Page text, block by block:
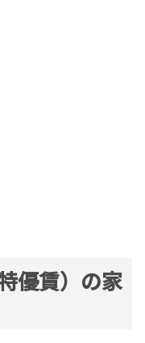
優賃）の家